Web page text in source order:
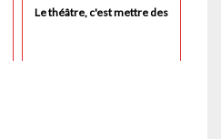
Le théâtre, c'est mettre des